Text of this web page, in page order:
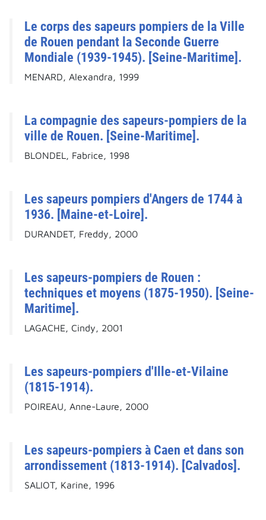
Le corps des sapeurs pompiers de la Ville
de Rouen pendant la Seconde Guerre
Mondiale (1939-1945). [Seine-Maritime].
MENARD, Alexandra, 1999
La compagnie des sapeurs-pompiers de la
ville de Rouen. [Seine-Maritime].
BLONDEL, Fabrice, 1998
Les sapeurs pompiers d'Angers de 1744 à
1936. [Maine-et-Loire].
DURANDET, Freddy, 2000
Les sapeurs-pompiers de Rouen :
techniques et moyens (1875-1950). [Seine-
Maritime].
LAGACHE, Cindy, 2001
Les sapeurs-pompiers d'Ille-et-Vilaine
(1815-1914).
POIREAU, Anne-Laure, 2000
Les sapeurs-pompiers à Caen et dans son
arrondissement (1813-1914). [Calvados].
SALIOT, Karine, 1996